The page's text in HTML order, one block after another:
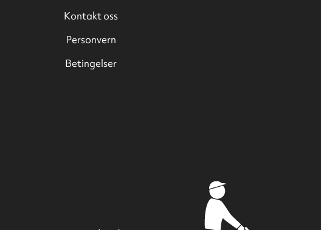
Kontakt oss
Personvern
Betingelser